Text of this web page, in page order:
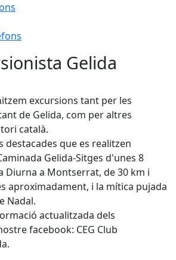
Gelida
excursions tant per les
de Gelida, com per altres
català.
destacades que es realitzen
Gelida-Sitges d'unes 8
Diurna a Montserrat, de 30 km i
aproximadament, i la mítica pujada
Nadal.
actualitzada dels
facebook: CEG Club